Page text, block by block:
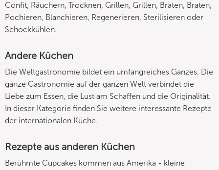
Confit, Räuchern, Trocknen, Grillen, Grillen, Braten, Braten,
Pochieren, Blanchieren, Regenerieren, Sterilisieren oder
Schockkühlen.
Andere Küchen
Die Weltgastronomie bildet ein umfangreiches Ganzes. Die
ganze Gastronomie auf der ganzen Welt verbindet die
Liebe zum Essen, die Lust am Schaffen und die Originalität.
In dieser Kategorie finden Sie weitere interessante Rezepte
der internationalen Küche.
Rezepte aus anderen Küchen
Berühmte Cupcakes kommen aus Amerika - kleine